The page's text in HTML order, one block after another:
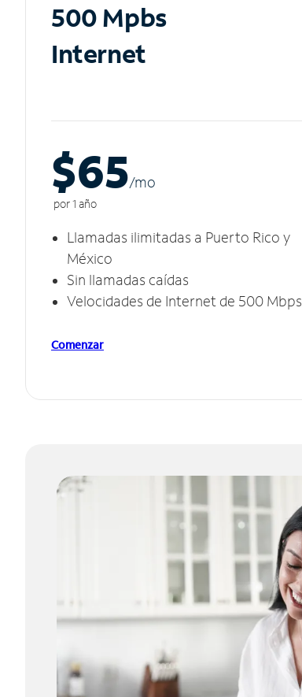
500 Mpbs
Internet
$65/mo
por 1 año
Llamadas ilimitadas a Puerto Rico y
México
Sin llamadas caídas
Velocidades de Internet de 500 Mbps
Comenzar